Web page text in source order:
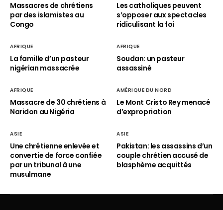
Massacres de chrétiens
par des islamistes au
Congo
Les catholiques peuvent
s’opposer aux spectacles
ridiculisant la foi
AFRIQUE
La famille d’un pasteur
nigérian massacrée
AFRIQUE
Soudan: un pasteur
assassiné
AFRIQUE
Massacre de 30 chrétiens à
Naridon au Nigéria
AMÉRIQUE DU NORD
Le Mont Cristo Rey menacé
d’expropriation
ASIE
Une chrétienne enlevée et
convertie de force confiée
par un tribunal à une
musulmane
ASIE
Pakistan: les assassins d’un
couple chrétien accusé de
blasphème acquittés